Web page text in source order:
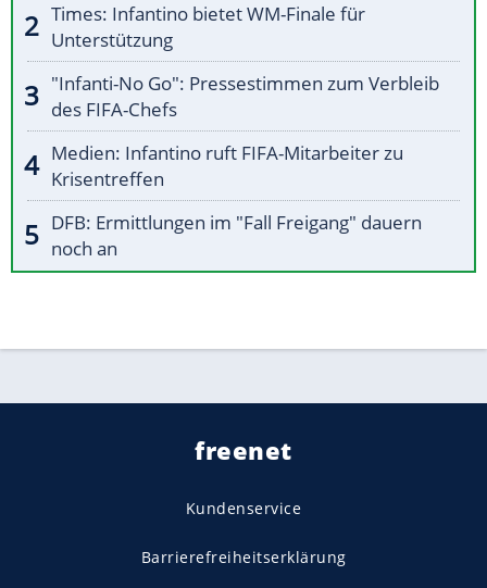
Times: Infantino bietet WM-Finale für
Unterstützung
"Infanti-No Go": Pressestimmen zum Verbleib
des FIFA-Chefs
Medien: Infantino ruft FIFA-Mitarbeiter zu
Krisentreffen
DFB: Ermittlungen im "Fall Freigang" dauern
noch an
freenet
Kundenservice
Barrierefreiheitserklärung